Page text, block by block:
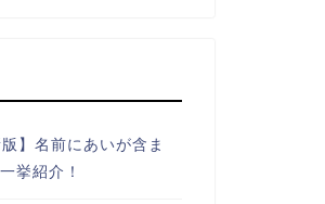
】名前にあいが含ま
挙紹介！